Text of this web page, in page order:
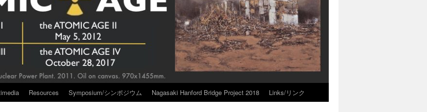
Resources Symposium/シンポジウム Nagasaki Hanford Bridge Project 2018 Links/リンク